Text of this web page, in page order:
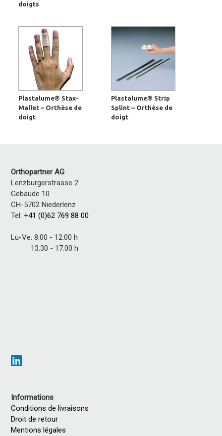
doigts
Plastalume® Stax-
Mallet – Orthèse de
doigt
Plastalume® Strip
Splint – Orthèse de
doigt
Orthopartner AG
Lenzburgerstrasse 2
Gebäude 10
CH-5702 Niederlenz
Tel.+41 (0)62 769 88 00
Lu-Ve: 8:00 - 12:00 h
13:30 - 17:00 h
Informations
Conditions de livraisons
Droit de retour
Mentions légales